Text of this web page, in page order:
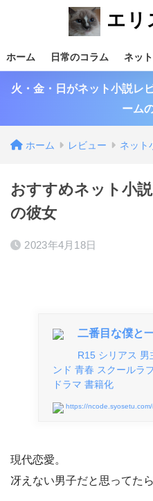
エリ
ホーム 日常のコラム ネッ
火・金・日がネット小説レ
ーム
ホーム レビュー ネット
おすすめネット小
の彼女
2023年4月18日
二番目な僕と
R15 シリアス
ンド 青春 スクールラ
ドラマ 書籍化
https://
現代恋愛。
冴えない男子だと思ってた